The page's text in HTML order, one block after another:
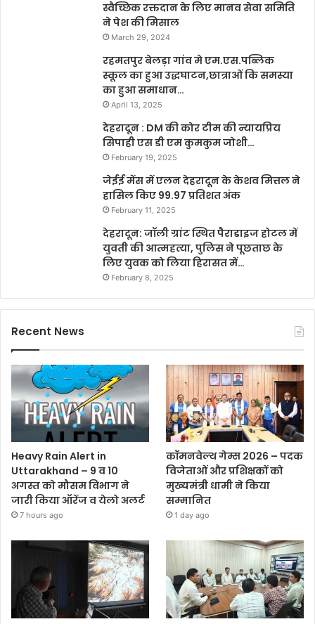
स्वैच्छिक रक्तदान के लिए मानव सेवा समिति
ने पेश की मिसाल
March 29, 2024
रहमतपुर बेलड़ा गांव मे एम.एस.पब्लिक
स्कूल का हुआ उद्धघाटन,छात्राओं कि समस्या
का हुआ समाधान…
April 13, 2025
देहरादून : DM की कोर टीम की न्यायप्रिय
सिपाही एस डी एम कुमकुम जोशी…
February 19, 2025
जेईई मेंस में एलन देहरादून के केशव मित्तल ने
हासिल किए 99.97 प्रतिशत अंक
February 11, 2025
देहरादून: जॉली ग्रांट स्थित पैराडाइज होटल में
युवती की आत्महत्या, पुलिस ने पूछताछ के
लिए युवक को लिया हिरासत में…
February 8, 2025
Recent News
Heavy Rain Alert in
Uttarakhand – 9 व 10
अगस्त को मौसम विभाग ने
जारी किया ऑरेंज व येलो अलर्ट
7 hours ago
कॉमनवेल्थ गेम्स 2026 – पदक
विजेताओं और प्रशिक्षकों को
मुख्यमंत्री धामी ने किया
सम्मानित
1 day ago